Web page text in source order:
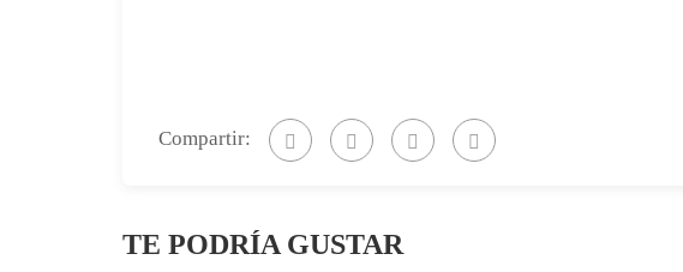
Compartir:
TE PODRÍA GUSTAR